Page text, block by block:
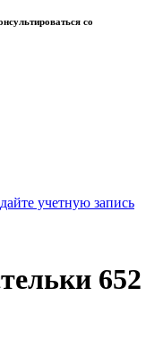
со
учетную запись
652